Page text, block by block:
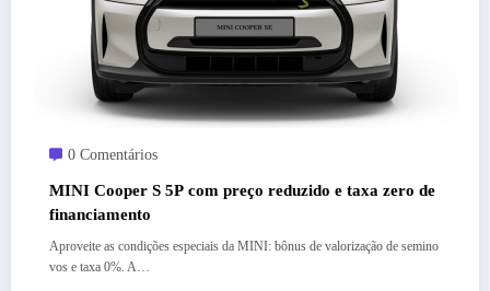
0 Comentários
MINI Cooper S 5P com preço reduzido e taxa zero de
financiamento
Aproveite as condições especiais da MINI: bônus de valorização de semino
vos e taxa 0%. A…